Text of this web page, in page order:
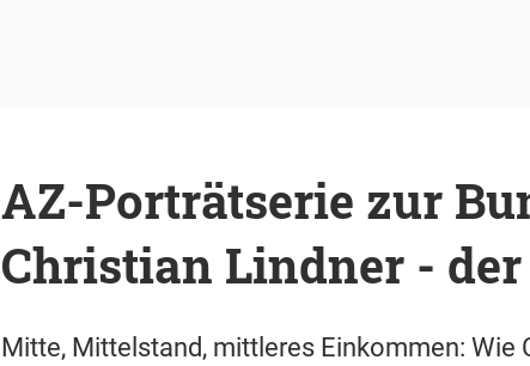
AZ-Porträtserie zur
Christian Lindner -
Mitte, Mittelstand, mittleres Einkommen: Wie